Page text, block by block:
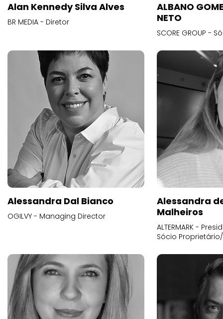
Alan Kennedy Silva Alves
BR MEDIA - Diretor
ALBANO
NETO
SCORE GROUP -
Alessandra Dal Bianco
OGILVY - Managing Director
Alessandra
Malheiros
ALTERMARK -
Sócio